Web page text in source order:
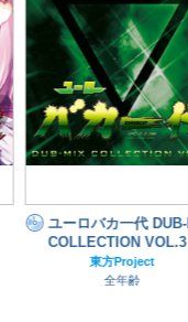
ユーロバカ一代 DUB-
COLLECTION VOL.3
東方Project
全年齢